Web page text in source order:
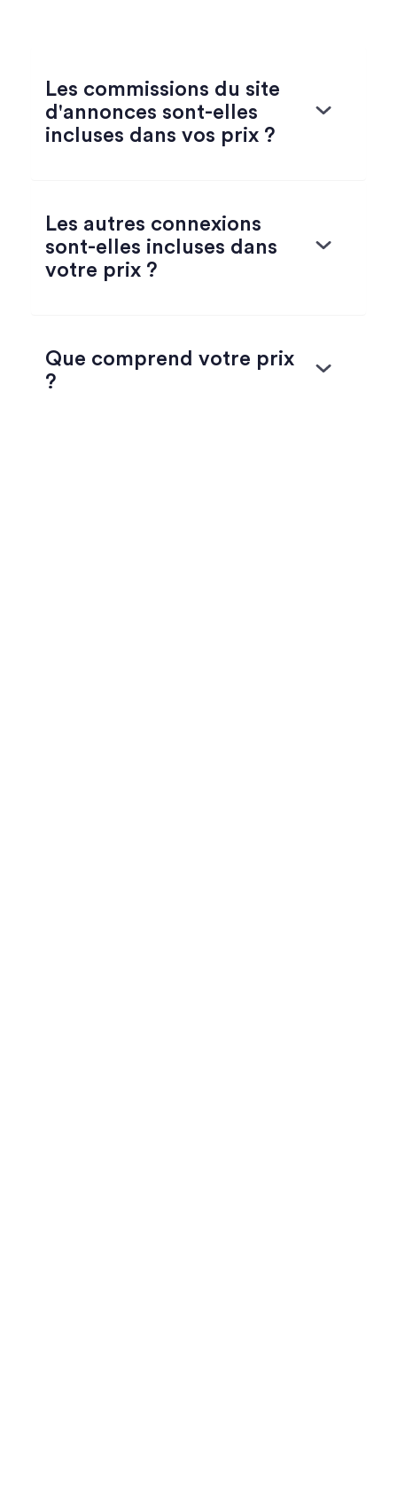
Les commissions du site
d'annonces sont-elles
incluses dans vos prix ?
Les autres connexions
sont-elles incluses dans
votre prix ?
Que comprend votre prix
?